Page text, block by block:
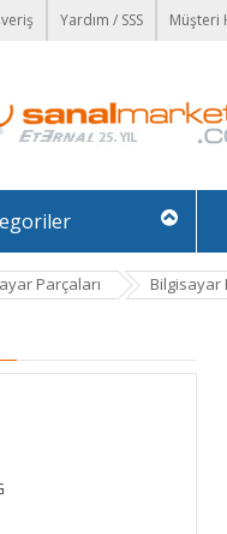
Yardım / SSS Müşteri
Parçaları Bilgisayar